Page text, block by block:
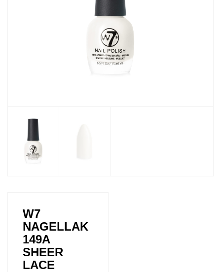
W7
NAGELLAK
149A
SHEER
LACE